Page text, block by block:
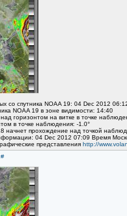
со спутника NOAA 19: 04 Dec 2012
NOAA 19 в зоне видимости: 14:40
горизонтом на витке в точке
в точке наблюдения: -1.0°
начнет прохождение над точкой
04 Dec 2012 07:09 Время
представления http://
#